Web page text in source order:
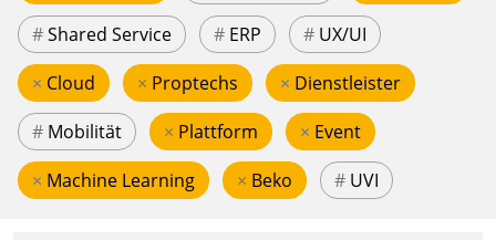
#Shared Service # ERP # UX/UI
× Cloud × Proptechs × Dienstleister
# Mobilität × Plattform × Event
× Machine Learning × Beko # UVI